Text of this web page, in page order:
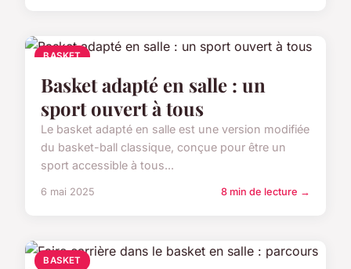
BASKET
Basket adapté en salle : un
sport ouvert à tous
Le basket adapté en salle est une version modifiée
du basket-ball classique, conçue pour être un
sport accessible à tous...
6 mai 2025 8 min de lecture →
BASKET